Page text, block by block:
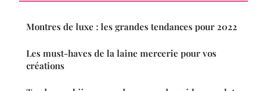
Montres de luxe : les grandes tendances pour 2022
Les must-haves de la laine mercerie pour vos
créations